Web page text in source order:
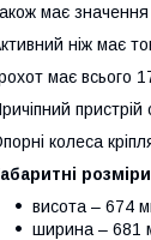
має
ніж має
має всього
колеса
висота – 674
ширина – 681